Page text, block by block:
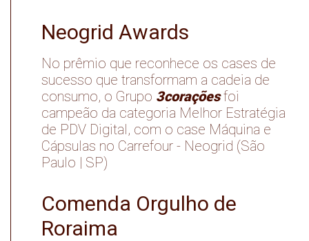
Neogrid Awards
No prêmio que reconhece os cases de
sucesso que transformam a cadeia de
consumo, o Grupo 3coraçõesfoi
campeão da categoria Melhor Estratégia
de PDV Digital, com o case Máquina e
Cápsulas no Carrefour - Neogrid (São
Paulo | SP)
Comenda Orgulho de
Roraima